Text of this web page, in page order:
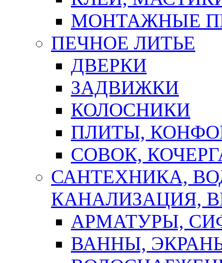
МОНТАЖНЫЕ
ПЕЧНОЕ ЛИТЬЕ
ДВЕРКИ
ЗАДВИЖКИ
КОЛОСНИКИ
ПЛИТЫ,
СОВОК,
САНТЕХНИКА,
КАНАЛИЗАЦИЯ,
АРМАТУРЫ,
ВАННЫ,